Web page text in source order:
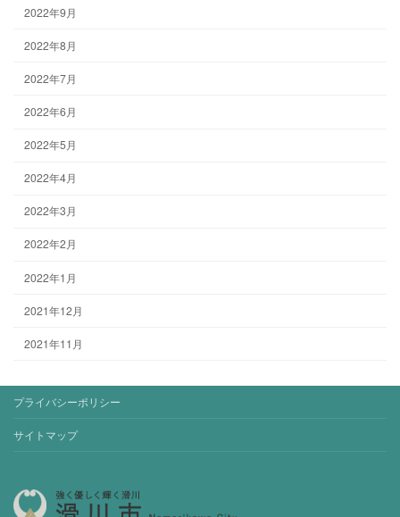
2022年9月
2022年8月
2022年7月
2022年6月
2022年5月
2022年4月
2022年3月
2022年2月
2022年1月
2021年12月
2021年11月
プライバシーポリシー
サイトマップ